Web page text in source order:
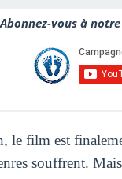
Abonnez-vous à
le film est
souffrent.